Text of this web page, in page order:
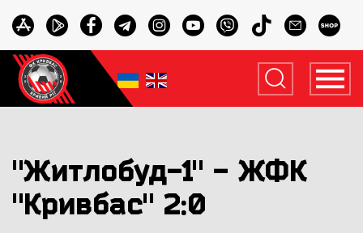
"Житлобуд-1" - ЖФК
"Кривбас" 2:0